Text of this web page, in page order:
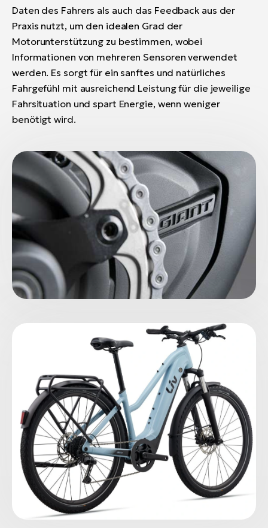
Daten des Fahrers als auch das Feedback aus der
Praxis nutzt, um den idealen Grad der
Motorunterstützung zu bestimmen, wobei
Informationen von mehreren Sensoren verwendet
werden. Es sorgt für ein sanftes und natürliches
Fahrgefühl mit ausreichend Leistung für die jeweilige
Fahrsituation und spart Energie, wenn weniger
benötigt wird.